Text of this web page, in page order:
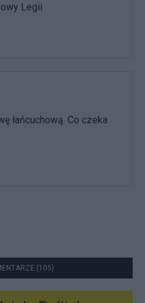
Legii
łańcuchową. Co czeka
(105)